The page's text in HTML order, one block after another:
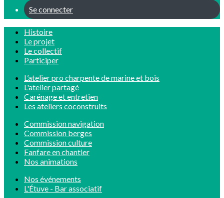
Se connecter
Histoire
Le projet
Le collectif
Participer
L’atelier pro charpente de marine et bois
L'atelier partagé
Carénage et entretien
Les ateliers coconstruits
Commission navigation
Commission berges
Commission culture
Fanfare en chantier
Nos animations
Nos événements
L'Étuve - Bar associatif